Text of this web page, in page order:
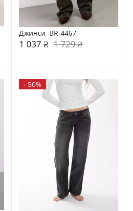
Джинси  BR-4467
1 037 ₴ 1 729 ₴
- 50%